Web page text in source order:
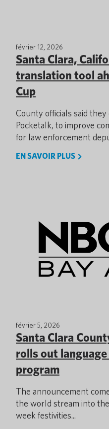
février 12, 2026
Santa Clara,
translation tool
Cup
County officials said
Pocketalk, to improve
for law enforcement
EN SAVOIR PLUS
février 5, 2026
Santa Clara
rolls out
program
The announcement
the world stream into
week festivities...